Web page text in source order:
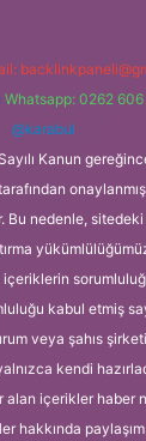
Whatsapp: 0262
@karabul
Kanun
onaylanmış
Bu nedenle,
kabul etmiş
veya şahıs
kendi
alan içerikler haber
hakkında paylaşım